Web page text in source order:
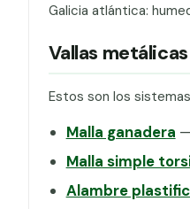
Galicia atlántica:
Vallas
Estos son los
Malla ganadera
Malla simple
Alambre